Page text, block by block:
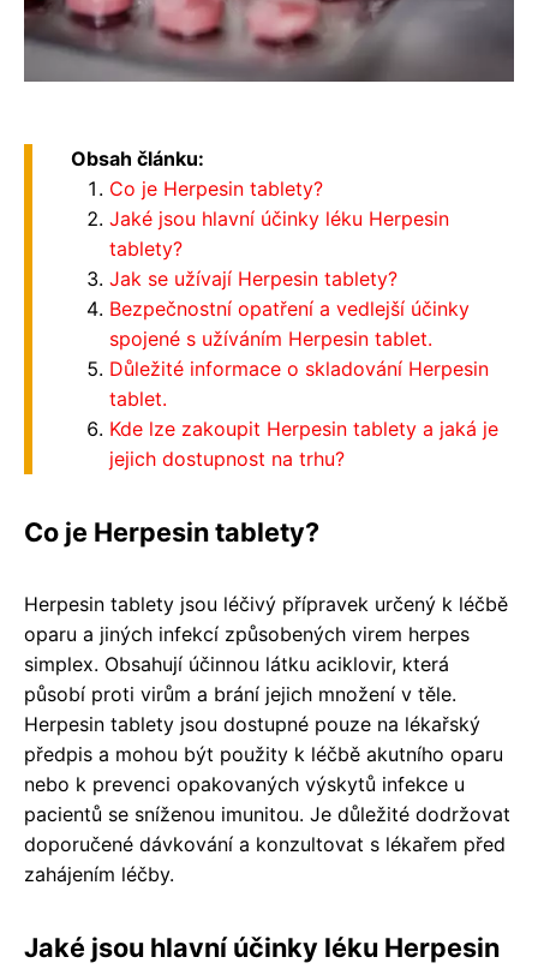
Obsah článku:
Co je Herpesin tablety?
Jaké jsou hlavní účinky léku Herpesin
tablety?
Jak se užívají Herpesin tablety?
Bezpečnostní opatření a vedlejší účinky
spojené s užíváním Herpesin tablet.
Důležité informace o skladování Herpesin
tablet.
Kde lze zakoupit Herpesin tablety a jaká je
jejich dostupnost na trhu?
Co je Herpesin tablety?
Herpesin tablety jsou léčivý přípravek určený k léčbě
oparu a jiných infekcí způsobených virem herpes
simplex. Obsahují účinnou látku aciklovir, která
působí proti virům a brání jejich množení v těle.
Herpesin tablety jsou dostupné pouze na lékařský
předpis a mohou být použity k léčbě akutního oparu
nebo k prevenci opakovaných výskytů infekce u
pacientů se sníženou imunitou. Je důležité dodržovat
doporučené dávkování a konzultovat s lékařem před
zahájením léčby.
Jaké jsou hlavní účinky léku Herpesin